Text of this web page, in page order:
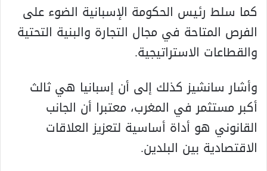
كما سلط رئيس الحكومة الإسبانية الضوء على
الفرص المتاحة في مجال التجارة والبنية التحتية
والقطاعات الاستراتيجية.
وأشار سانشيز كذلك إلى أن إسبانيا هي ثالث
أكبر مستثمر في المغرب، معتبرا أن الجانب
القانوني هو أداة أساسية لتعزيز العلاقات
الاقتصادية بين البلدين.